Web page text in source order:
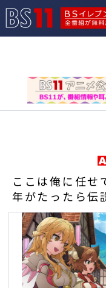
BSイレブンは全
ここは俺に任せ
年がたったら伝